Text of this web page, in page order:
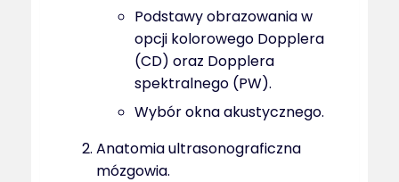
Podstawy obrazowania w
opcji kolorowego Dopplera
(CD) oraz Dopplera
spektralnego (PW).
Wybór okna akustycznego.
Anatomia ultrasonograficzna
mózgowia.